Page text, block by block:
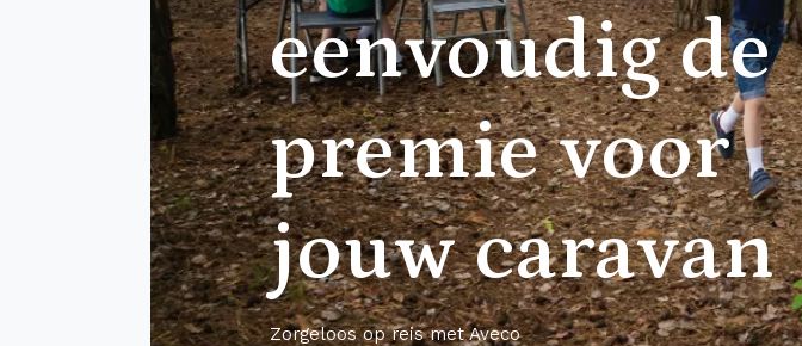
eenvoudig de
premie voor
jouw caravan
Zorgeloos op reis met Aveco